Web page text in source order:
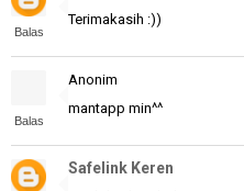
Balas
Terimakasih :))
Balas
Anonim
mantapp min^^
Safelink Keren